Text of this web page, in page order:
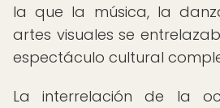
la que la música, la
artes visuales se
espectáculo cultural
La interrelación de la